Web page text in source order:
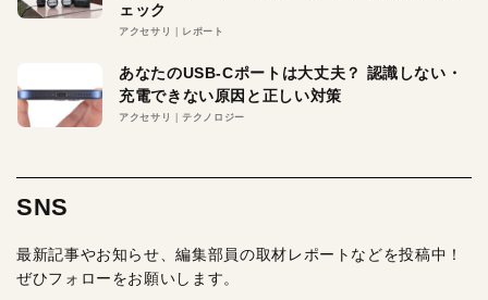
ェック
アクセサリ レポート
あなたのUSB-Cポートは大丈夫？ 認識しない・
充電できない原因と正しい対策
アクセサリ テクノロジー
SNS
最新記事やお知らせ、編集部員の取材レポートなどを投稿中！
ぜひフォローをお願いします。